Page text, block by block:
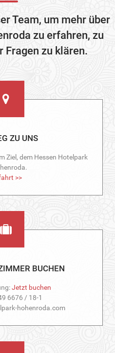
Team, um mehr über
zu erfahren, zu
Fragen zu klären.
ZU UNS
Ziel, dem Hessen Hotelpark
>>
BUCHEN
Jetzt buchen
6676 / 18-1
hohenroda.com